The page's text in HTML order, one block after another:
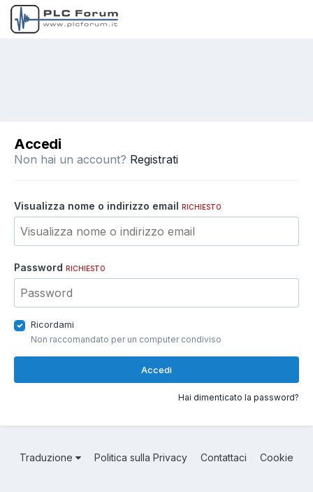
Accedi
Non hai un account? Registrati
Visualizza nome o indirizzo email RICHIESTO
Password RICHIESTO
Ricordami
Non raccomandato per un computer condiviso
Accedi
Hai dimenticato la password?
Traduzione Politica sulla Privacy Contattaci Cookie